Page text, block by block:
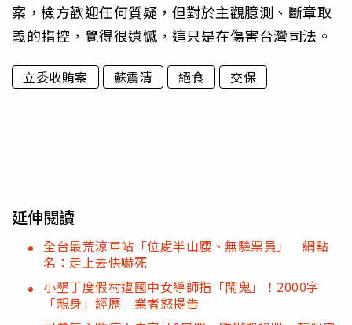
案，檢方歡迎任何質疑，但對於主觀臆測、斷章取
義的指控，覺得很遺憾，這只是在傷害台灣司法。
立委收賄案 蘇震清 絕食 交保
延伸閱讀
全台最荒涼車站「位處半山腰、無驗票員」 網點
名：走上去快嚇死
小墾丁度假村遭國中女導師指「鬧鬼」！2000字
「親身」經歷 業者怒提告